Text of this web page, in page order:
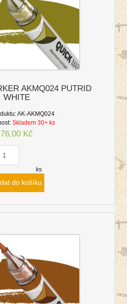
AKMQ024 PUTRID
WHITE
AK-AKMQ024
Skladem 30+ ks
76,00 Kč
ks
do košíku